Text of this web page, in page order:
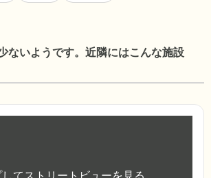
ないようです。近隣にはこんな施設